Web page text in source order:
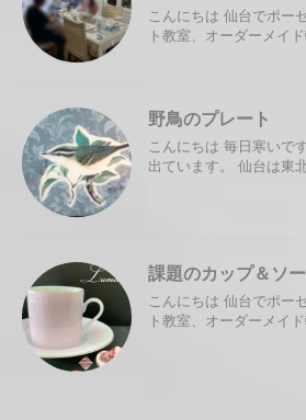
こんにちは 仙台でポー
ト教室、オーダーメイ
野鳥のプレート
こんにちは 毎日寒いで
出ています。 仙台は東
課題のカップ＆ソ
こんにちは 仙台でポー
ト教室、オーダーメイ